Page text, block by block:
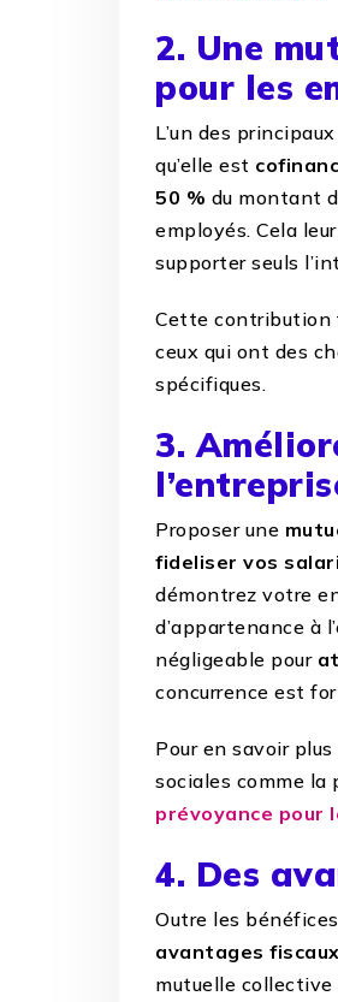
2. Une
pour les
L’un des
qu’elle est
50 % du montant
employés. Cela
supporter seuls
Cette contribution
ceux qui ont des
spécifiques.
3.
Proposer une
fideliser vos
démontrez votre
d’appartenance à
négligeable pour
concurrence est
Pour en savoir
sociales comme la
prévoyance pour
4. Des
Outre les
avantages fiscaux
mutuelle collective